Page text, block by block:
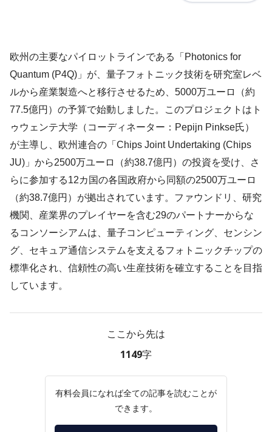
欧州の主要なパイロットラインである「Photonics for
Quantum (P4Q)」が、量子フォトニック技術を研究室レベ
ルから産業製造へと移行させるため、5000万ユーロ（約
77.5億円）の予算で始動しました。このプロジェクトはト
ゥウェンテ大学（コーディネーター：Pepijn Pinkse氏）
が主導し、欧州連合の「Chips Joint Undertaking (Chips
JU)」から2500万ユーロ（約38.7億円）の投資を受け、さ
らに参加する12カ国の各国政府から同額の2500万ユーロ
（約38.7億円）が拠出されています。ファウンドリ、研究
機関、産業界のプレイヤーを含む29のパートナーからな
るコンソーシアムは、量子コンピューティング、センシン
グ、セキュア通信システムを支えるフォトニックチップの
標準化され、信頼性の高い生産技術を確立することを目指
しています。
ここから先は
1149字
有料会員になれば全ての記事を読むことが
できます。